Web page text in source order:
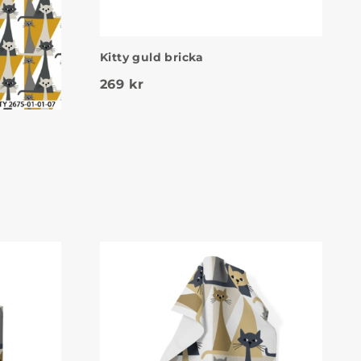
Kitty guld bricka
269 kr